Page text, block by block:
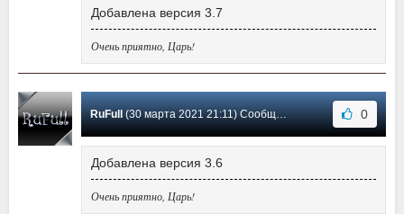
Добавлена версия 3.7
Очень приятно, Царь!
RuFull (30 марта 2021 21:11) Сообщение #10 0
Добавлена версия 3.6
Очень приятно, Царь!